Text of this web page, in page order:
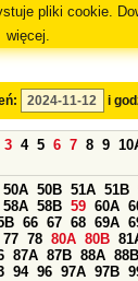
pliki cookie.
więcej.
i
3 4 5 6 7 8 9
50A 50B 51A 51B
58A 58B 59 60A
66 67 68 69A
77 78 80A 80B
87A 87B 88A 88B
94 96 97A 97B